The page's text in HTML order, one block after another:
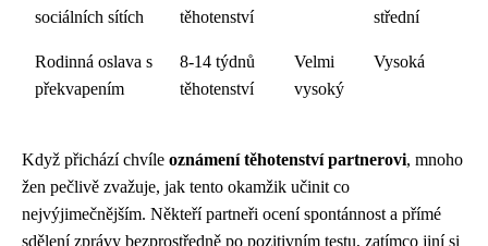
sociálních sítích
těhotenství
střední
Rodinná oslava s
překvapením
8-14 týdnů
těhotenství
Velmi
vysoký
Vysoká
Když přichází chvíle oznámení těhotenství partnerovi, mnoho
žen pečlivě zvažuje, jak tento okamžik učinit co
nejvýjimečnějším. Někteří partneři ocení spontánnost a přímé
sdělení zprávy bezprostředně po pozitivním testu, zatímco jiní si